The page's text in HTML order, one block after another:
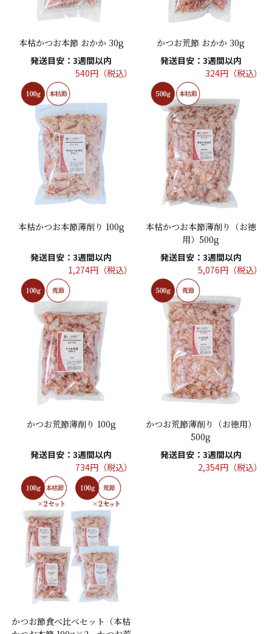
本枯かつお本節 おかか 30g
発送目安：3週間以内
540円（税込）
かつお荒節 おかか 30g
発送目安：3週間以内
324円（税込）
本枯かつお本節薄削り 100g
発送目安：3週間以内
1,274円（税込）
本枯かつお本節薄削り（お徳
用）500g
発送目安：3週間以内
5,076円（税込）
かつお荒節薄削り 100g
発送目安：3週間以内
734円（税込）
かつお荒節薄削り（お徳用）
500g
発送目安：3週間以内
2,354円（税込）
かつお節食べ比べセット（本枯